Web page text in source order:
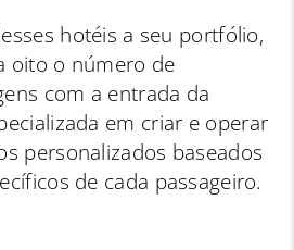
hotéis a seu portfólio,
oito o número de
com a entrada da
em criar e operar
personalizados baseados
de cada passageiro.